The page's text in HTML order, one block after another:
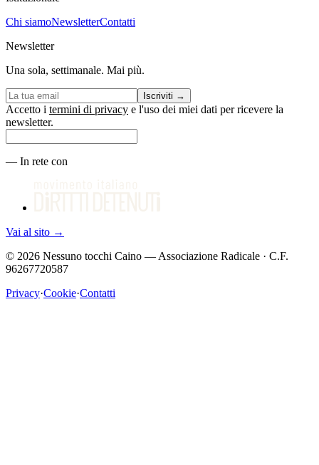
Chi siamoNewsletterContatti
Newsletter
Una sola, settimanale. Mai più.
Iscriviti →
Accetto i termini di privacy e l'uso dei miei dati per ricevere la
newsletter.
— In rete con
Vai al sito →
© 2026 Nessuno tocchi Caino — Associazione Radicale · C.F.
96267720587
Privacy·Cookie·Contatti